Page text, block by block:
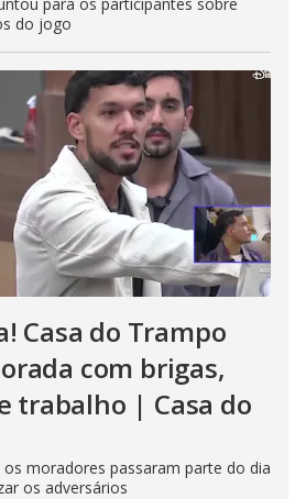
do jogo
Casa do Trampo
com brigas,
trabalho | Casa do
moradores passaram parte do dia
os adversários